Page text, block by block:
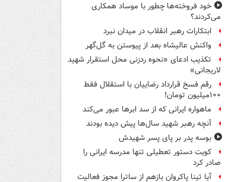
خود فروخته‌ها چطور با موساد همکاری
می‌کردند؟
ابتکارات رهبر انقلاب در میدان نبرد
واکنش عالیشاه بعد از پیوستن به گل‌گهر
تکذیب ادعای «نحوه ردزنی محل استقرار شهید
لاریجانی»
رقم فسخ قرارداد رضاییان با استقلال فقط
۱۰۰میلیون تومان!
ماهواره ایرانی که از سد ابرها عبور می‌کند
آنچه رهبر شهید سال‌ها پیش دیده بودند
بوسه‌ پدر بر پای پسر شهیدش
کویت دستور تعطیلی تنها مدرسه ایرانی را
صادر کرد
آیا تینا پاکروان بازهم از ساترا مجوز فعالیت